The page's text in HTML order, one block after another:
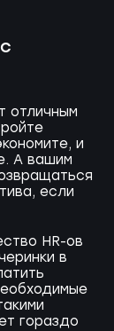
отличным
и
А вашим
если
HR-ов
в
гораздо